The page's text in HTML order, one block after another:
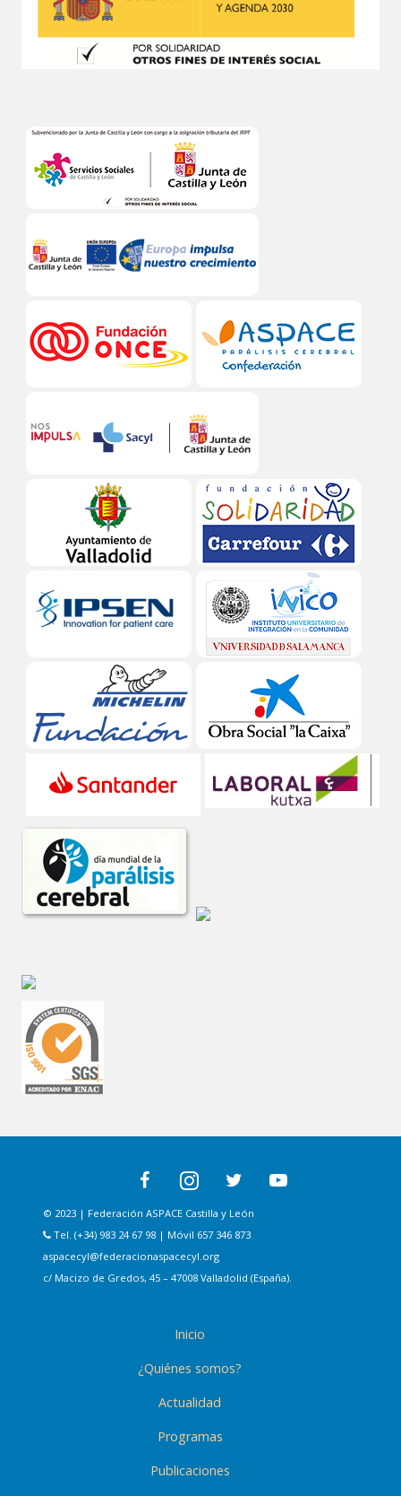
© 2023 | Federación ASPACE Castilla y León
Tel. (+34) 983 24 67 98 | Móvil 657 346 873
aspacecyl@federacionaspacecyl.org
c/ Macizo de Gredos, 45 – 47008 Valladolid (España).
Inicio
¿Quiénes somos?
Actualidad
Programas
Publicaciones